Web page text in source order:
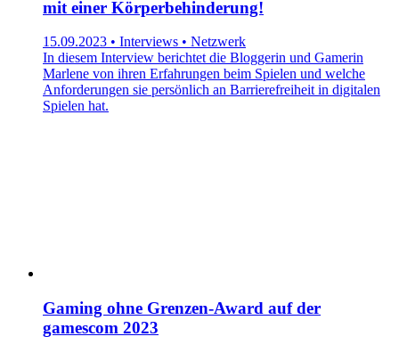
mit einer Körperbehinderung!
15.09.2023 • Interviews • Netzwerk
In diesem Interview berichtet die Bloggerin und Gamerin
Marlene von ihren Erfahrungen beim Spielen und welche
Anforderungen sie persönlich an Barrierefreiheit in digitalen
Spielen hat.
Gaming ohne Grenzen-Award auf der
gamescom 2023